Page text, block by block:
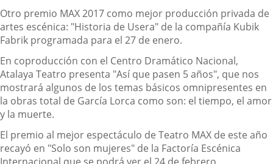
Otro premio MAX 2017 como mejor producción privada de
artes escénica: "Historia de Usera" de la compañía Kubik
Fabrik programada para el 27 de enero.
En coproducción con el Centro Dramático Nacional,
Atalaya Teatro presenta "Así que pasen 5 años", que nos
mostrará algunos de los temas básicos omnipresentes en
la obras total de García Lorca como son: el tiempo, el amor
y la muerte.
El premio al mejor espectáculo de Teatro MAX de este año
recayó en "Solo son mujeres" de la Factoría Escénica